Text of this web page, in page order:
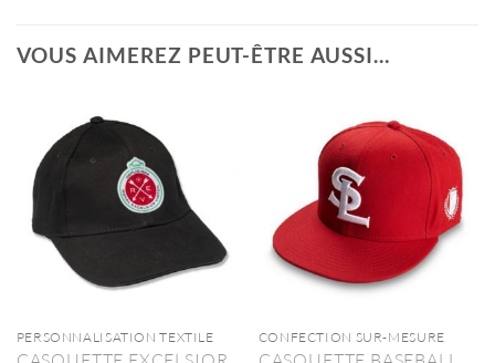
VOUS AIMEREZ PEUT-ÊTRE AUSSI…
PERSONNALISATION TEXTILE CONFECTION SUR-MESURE